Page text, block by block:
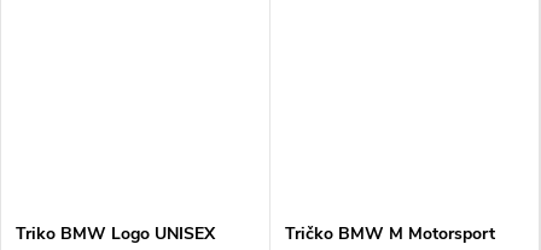
Triko BMW Logo UNISEX
Tričko BMW M Motorsport